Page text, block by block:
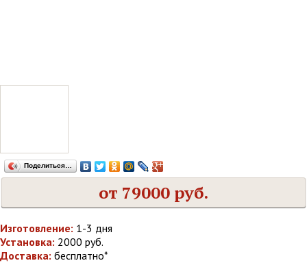
Поделиться…
от 79000 руб.
Изготовление: 1-3 дня
Установка: 2000 руб.
Доставка: бесплатно*